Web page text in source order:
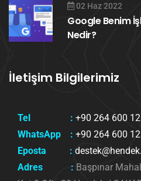
02 Haz 2022
Google Benim
Nedir?
İletişim Bilgilerimiz
Tel : +90 264 600 12
WhatsApp : +90 264 600 12
Eposta :
Adres : Başpınar